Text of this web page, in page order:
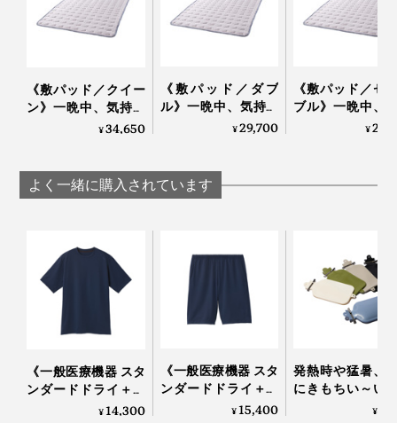
もし、寝ているあいだに、クーラーで、体の熱や室温が
下がってきても大丈夫。
て、体が冷えすぎないようにコントロールしてくれま
本品は、敷パッドのシングルサイズです。
写真は「敷パッド／セミダブル」
四隅の取付け用ゴムで、ベッドマットレスや敷布団に、
かんたんにセットできます。
横になった瞬間から、ヒヤーッと冷たくて、汗ばみやす
い腕や背中が、じわじわ冷やされていくよう。
体の熱がスーッと冷めていくのと同時に、眠気がおりて
きて、あっという間に寝つける感じです。
かといって、体が冷えすぎることはなく、気持ちいいヒ
ンヤリ感。新感覚の「冷たい布団」、夏の必需品です。
《敷パッド／クイー
ン》一晩中、気持ち
いいヒンヤリ感が続
団」｜The ICE 27
¥34,650
《敷パッド／ダブ
ル》一晩中、気持ち
いいヒンヤリ感が続
団」｜The ICE 27
¥29,700
《敷パッド／セ
ブル》一晩中、
ちいいヒンヤリ
¥
よく一緒に購入されています
《一般医療機器 スタ
ンダードドライ＋／
半袖トップス》サラ
¥14,300
《一般医療機器 スタ
ンダードドライ＋／
ハーフパンツ》サラ
¥15,400
発熱時や猛暑、
にきもちい～い
リコン製水枕」
¥